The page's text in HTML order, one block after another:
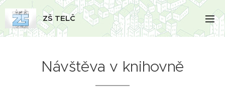
ZŠ TELČ
Návštěva v knihovně